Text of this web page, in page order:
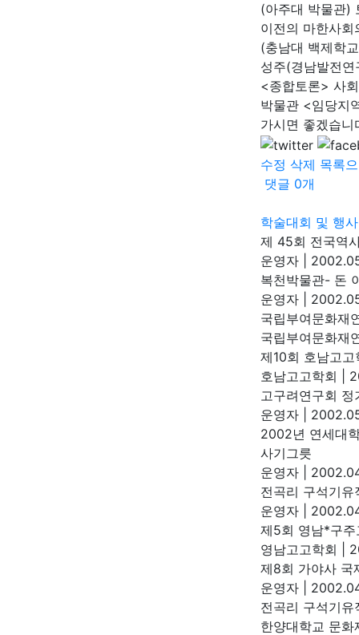
(아주대 박물관)
이전의 마한사
(충남대 백제학
성주(경남발전
<종합토론> 사
박물관 <임당지
가시면 좋겠습니
수정 삭제 목록
댓글 0개
학술대회 및 행사
제 45회 전국역
운영자
복천박물관- 돈
운영자
국립부여문화재
국립부여문화재
제10회 호남고
호남고고학회
고구려연구회
운영자
2002년 연세대
사기그릇
운영자
전곡리 구석기
운영자
제5회 영남*구
영남고고학회
제8회 가야사
운영자
전곡리 구석기
한양대학교 문